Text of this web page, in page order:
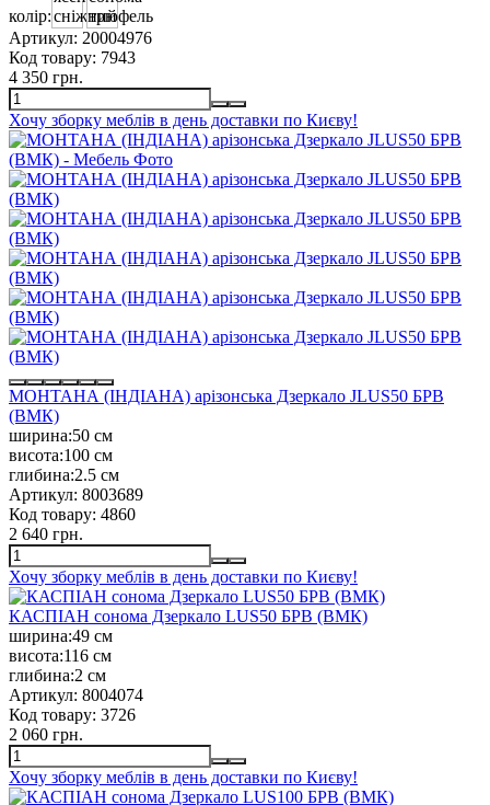
колір:
Артикул: 20004976
Код товару: 7943
4 350 грн.
Хочу зборку меблів в день доставки по Києву!
МОНТАНА (ІНДІАНА) арізонська Дзеркало JLUS50 БРВ
(ВМК)
ширина:50 см
висота:100 см
глибина:2.5 см
Артикул: 8003689
Код товару: 4860
2 640 грн.
Хочу зборку меблів в день доставки по Києву!
КАСПІАН сонома Дзеркало LUS50 БРВ (ВМК)
ширина:49 см
висота:116 см
глибина:2 см
Артикул: 8004074
Код товару: 3726
2 060 грн.
Хочу зборку меблів в день доставки по Києву!